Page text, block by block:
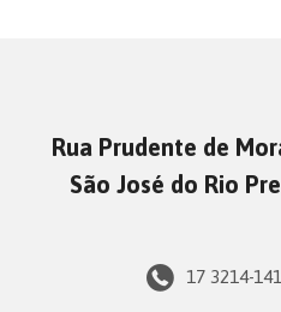
Rua Prudente de
São José do Rio
17 3214-